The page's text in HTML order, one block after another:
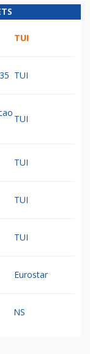
TUI
TUI
TUI
TUI
TUI
TUI
Eurostar
NS